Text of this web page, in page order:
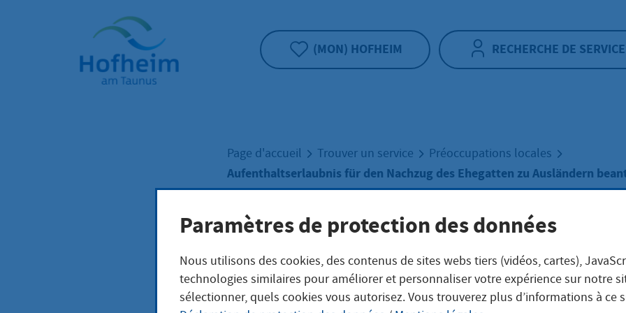
Accueil"
(MON) HOFHEIM RECHERCHE DE
Page d'accueil Trouver un service Préoccupations locales
Aufenthaltserlaubnis für den Nachzug des Ehegatten zu Ausländern
den Nachzug des
Paramètres de protection des données
Nous utilisons des cookies, des contenus de sites webs tiers (vidéos, cartes),
technologies similaires pour améliorer et personnaliser votre expérience sur notre
sélectionner, quels cookies vous autorisez. Vous trouverez plus d’informations à ce